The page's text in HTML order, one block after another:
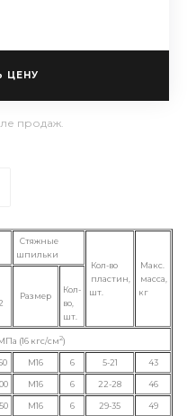
ЦЕНУ
продаж.
Стяжные
шпильки
Кол-во
пластин,
шт.
Макс.
масса,
кг
Размер
Кол-
во,
шт.
(16 кгс/см2)
М16 6 5-21 43
М16 6 22-28 46
М16 6 29-35 49